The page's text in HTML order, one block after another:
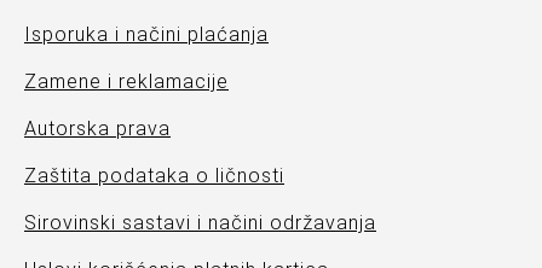
Isporuka i načini plaćanja
Zamene i reklamacije
Autorska prava
Zaštita podataka o ličnosti
Sirovinski sastavi i načini održavanja